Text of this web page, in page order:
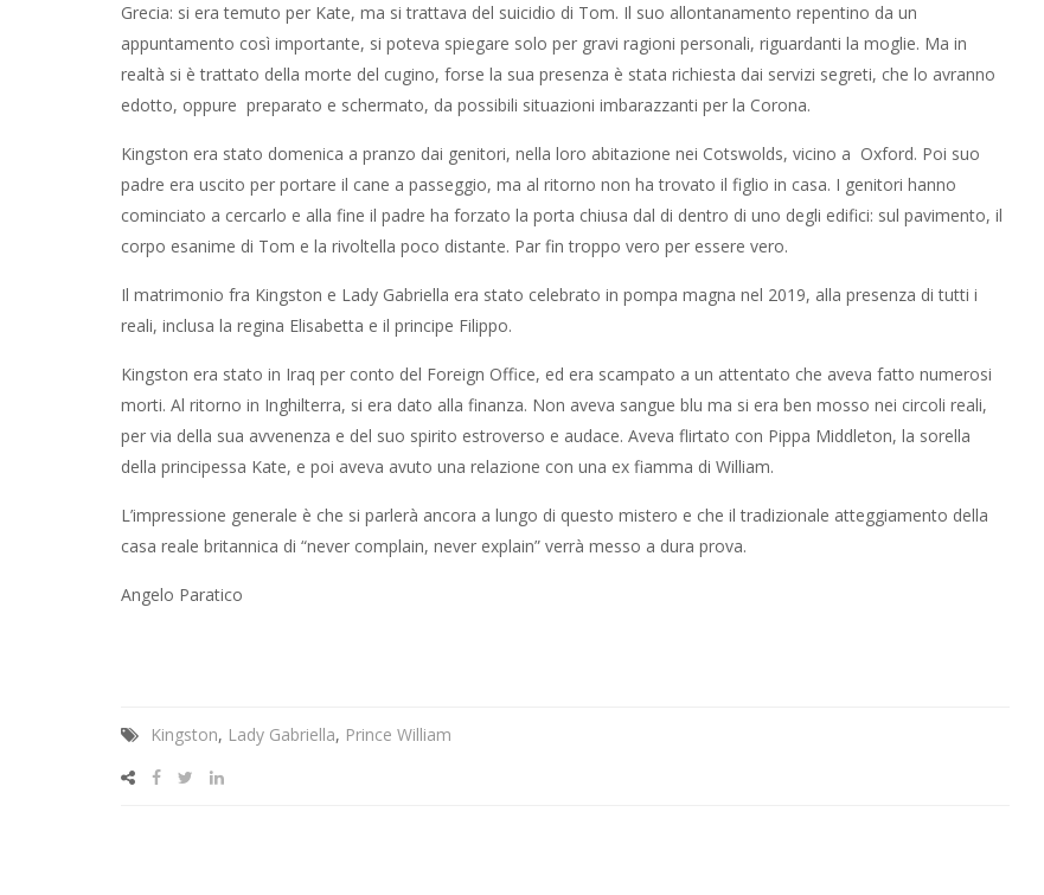
Grecia: si era temuto per Kate, ma si trattava del suicidio di Tom. Il suo allontanamento repentino da un
appuntamento così importante, si poteva spiegare solo per gravi ragioni personali, riguardanti la moglie. Ma in
realtà si è trattato della morte del cugino, forse la sua presenza è stata richiesta dai servizi segreti, che lo avranno
edotto, oppure preparato e schermato, da possibili situazioni imbarazzanti per la Corona.
Kingston era stato domenica a pranzo dai genitori, nella loro abitazione nei Cotswolds, vicino a Oxford. Poi suo
padre era uscito per portare il cane a passeggio, ma al ritorno non ha trovato il figlio in casa. I genitori hanno
cominciato a cercarlo e alla fine il padre ha forzato la porta chiusa dal di dentro di uno degli edifici: sul pavimento, il
corpo esanime di Tom e la rivoltella poco distante. Par fin troppo vero per essere vero.
Il matrimonio fra Kingston e Lady Gabriella era stato celebrato in pompa magna nel 2019, alla presenza di tutti i
reali, inclusa la regina Elisabetta e il principe Filippo.
Kingston era stato in Iraq per conto del Foreign Office, ed era scampato a un attentato che aveva fatto numerosi
morti. Al ritorno in Inghilterra, si era dato alla finanza. Non aveva sangue blu ma si era ben mosso nei circoli reali,
per via della sua avvenenza e del suo spirito estroverso e audace. Aveva flirtato con Pippa Middleton, la sorella
della principessa Kate, e poi aveva avuto una relazione con una ex fiamma di William.
L’impressione generale è che si parlerà ancora a lungo di questo mistero e che il tradizionale atteggiamento della
casa reale britannica di “never complain, never explain” verrà messo a dura prova.
Angelo Paratico
Kingston, Lady Gabriella, Prince William